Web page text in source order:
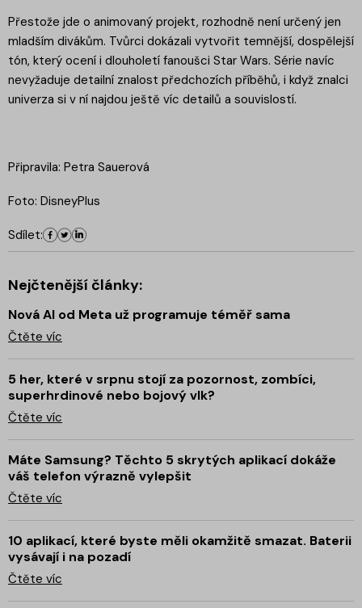
Přestože jde o animovaný projekt, rozhodně není určený jen
mladším divákům. Tvůrci dokázali vytvořit temnější, dospělejší
tón, který ocení i dlouholetí fanoušci Star Wars. Série navíc
nevyžaduje detailní znalost předchozích příběhů, i když znalci
univerza si v ní najdou ještě víc detailů a souvislostí.
Připravila: Petra Sauerová
Foto: DisneyPlus
Sdílet:
Nejčtenější články:
Nová AI od Meta už programuje téměř sama
Čtěte víc
5 her, které v srpnu stojí za pozornost, zombíci,
superhrdinové nebo bojový vlk?
Čtěte víc
Máte Samsung? Těchto 5 skrytých aplikací dokáže
váš telefon výrazně vylepšit
Čtěte víc
10 aplikací, které byste měli okamžitě smazat. Baterii
vysávají i na pozadí
Čtěte víc